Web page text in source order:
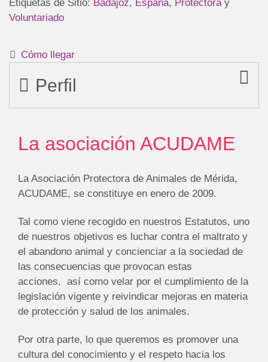
Etiquetas de Sitio: Badajoz, España, Protectora y
Voluntariado
Cómo llegar
Perfil
La asociación ACUDAME
La Asociación Protectora de Animales de Mérida,
ACUDAME, se constituye en enero de 2009.
Tal como viene recogido en nuestros Estatutos, uno
de nuestros objetivos es luchar contra el maltrato y
el abandono animal y concienciar a la sociedad de
las consecuencias que provocan estas
acciones, así como velar por el cumplimiento de la
legislación vigente y reivindicar mejoras en materia
de protección y salud de los animales.
Por otra parte, lo que queremos es promover una
cultura del conocimiento y el respeto hacia los